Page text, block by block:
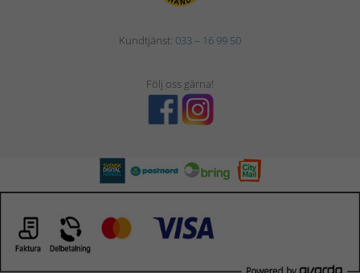
Kundtjänst: 033 – 16 99 50
Följ oss gärna!